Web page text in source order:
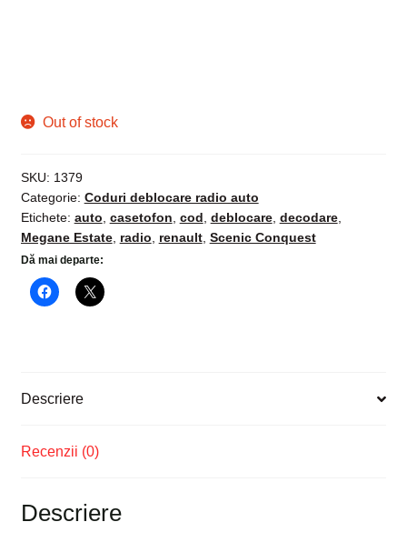
Out of stock
SKU: 1379
Categorie: Coduri deblocare radio auto
Etichete: auto, casetofon, cod, deblocare, decodare,
Megane Estate, radio, renault, Scenic Conquest
Dă mai departe:
Descriere
Recenzii (0)
Descriere